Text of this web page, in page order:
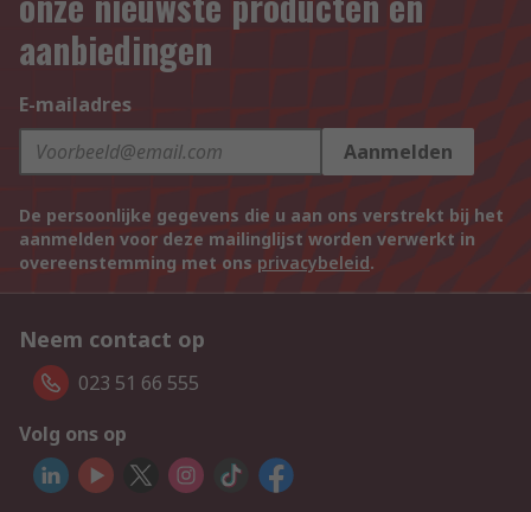
aanbiedingen
E-mailadres
Aanmelden
De persoonlijke gegevens die u aan ons verstrekt bij het
aanmelden voor deze mailinglijst worden verwerkt in
overeenstemming met ons privacybeleid.
Neem contact op
023 51 66 555
Volg ons op